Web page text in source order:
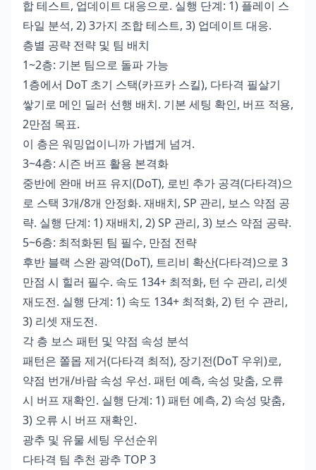
합 테스트, 업데이트 대응으로. 실행 단계: 1) 플레이 스
타일 분석, 2) 3가지 조합 테스트, 3) 업데이트 대응.
층별 공략 전략 및 팀 배치
1~2층: 기본 팀으로 돌파 가능
1층에서 DoT 초기 스택(카프카 스킬), 다타격 필살기
쌓기로 메인 딜러 선행 배치. 기본 세팅 확인, 버프 적용,
2만점 목표.
이 층은 워밍업이니까 가볍게 넘겨.
3~4층: 시즌 버프 활용 본격화
중반에 완매 버프 유지(DoT), 로빈 추가 공격(다타격)으
로 스택 3개/8개 안정화. 재배치, SP 관리, 보스 약점 공
략. 실행 단계: 1) 재배치, 2) SP 관리, 3) 보스 약점 공략.
5~6층: 최적화된 팀 필수, 만점 전략
후반 블랙 스완 광역(DoT), 트리비 확산(다타격)으로 3
만점 시 힐러 필수. 속도 134+ 최적화, 턴 수 관리, 리셋
재도전. 실행 단계: 1) 속도 134+ 최적화, 2) 턴 수 관리,
3) 리셋 재도전.
각 층 보스 패턴 및 약점 속성 분석
패턴은 쫄몹 제거(다타격 최적), 장기전(DoT 우위)로,
약점 번개/바람 속성 우선. 패턴 예측, 속성 맞춤, 오류
시 버프 재확인. 실행 단계: 1) 패턴 예측, 2) 속성 맞춤,
3) 오류 시 버프 재확인.
광추 및 유물 세팅 우선순위
다타격 팀 추천 광추 TOP 3